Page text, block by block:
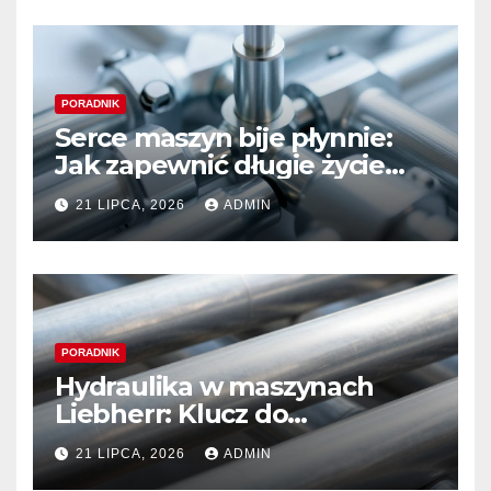
PORADNIK
Serce maszyn bije płynnie:
Jak zapewnić długie życie
systemom hydraulicznym
Sauer Danfoss
21 LIPCA, 2026 ADMIN
PORADNIK
Hydraulika w maszynach
Liebherr: Klucz do
niezawodności i optymalnej
wydajności
21 LIPCA, 2026 ADMIN